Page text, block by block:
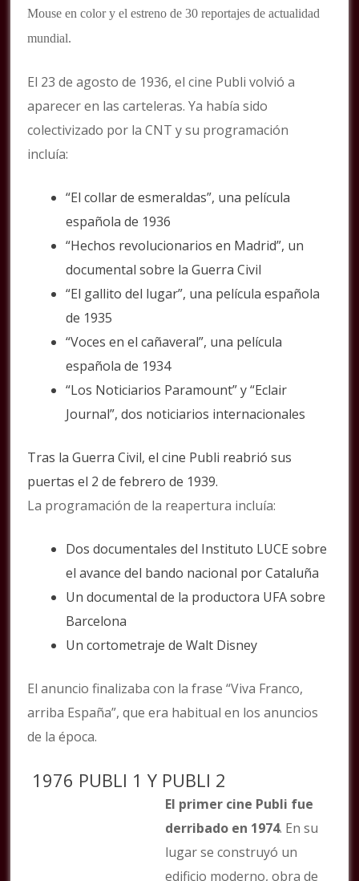
Mouse en color y el estreno de 30 reportajes de actualidad
mundial.
El 23 de agosto de 1936, el cine Publi volvió a
aparecer en las carteleras. Ya había sido
colectivizado por la CNT y su programación
incluía:
“El collar de esmeraldas”, una película
española de 1936
“Hechos revolucionarios en Madrid”, un
documental sobre la Guerra Civil
“El gallito del lugar”, una película española
de 1935
“Voces en el cañaveral”, una película
española de 1934
“Los Noticiarios Paramount” y “Eclair
Journal”, dos noticiarios internacionales
Tras la Guerra Civil, el cine Publi reabrió sus
puertas el 2 de febrero de 1939.
La programación de la reapertura incluía:
Dos documentales del Instituto LUCE sobre
el avance del bando nacional por Cataluña
Un documental de la productora UFA sobre
Barcelona
Un cortometraje de Walt Disney
El anuncio finalizaba con la frase “Viva Franco,
arriba España”, que era habitual en los anuncios
de la época.
1976 PUBLI 1 Y PUBLI 2
El primer cine Publi fue
derribado en 1974. En su
lugar se construyó un
edificio moderno, obra de